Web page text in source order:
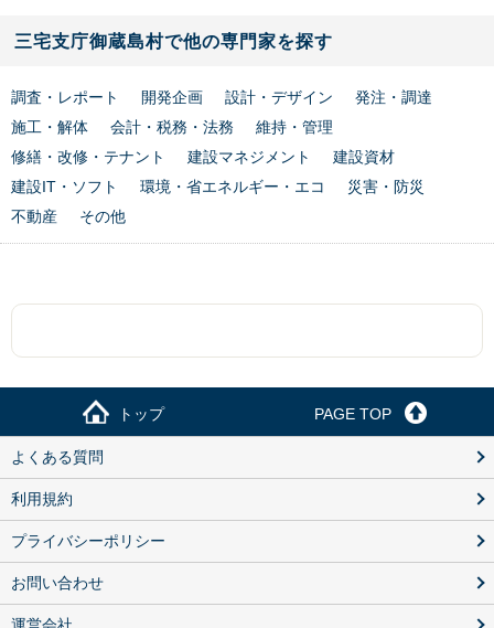
三宅支庁御蔵島村で他の専門家を探す
調査・レポート 開発企画 設計・デザイン
発注・調達
施工・解体
会計・税務・法務
維持・管理
修繕・改修・テナント
建設マネジメント
建設資材
建設IT・ソフト
環境・省エネルギー・エコ
災害・防災
不動産
その他
トップ PAGE TOP
よくある質問
利用規約
プライバシーポリシー
お問い合わせ
運営会社